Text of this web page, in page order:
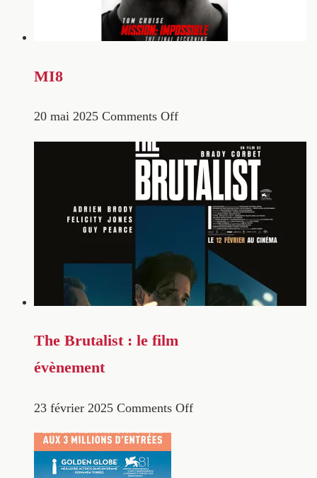
MI8
20 mai 2025 Comments Off
The Brutalist : le film
évènement
23 février 2025 Comments Off